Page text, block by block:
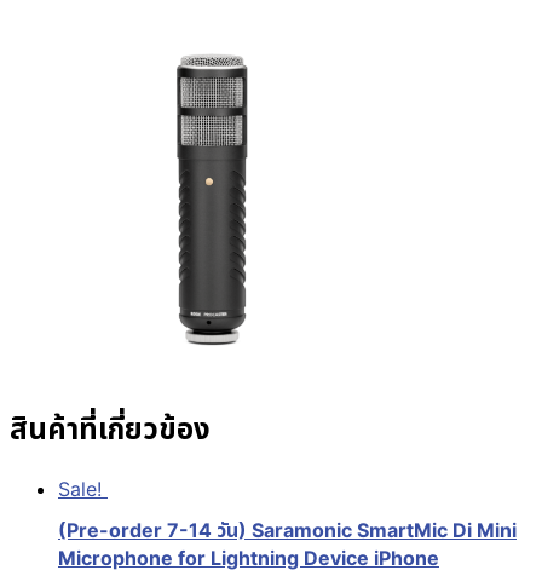
สินค้าที่เกี่ยวข้อง
Sale!
(Pre-order 7-14 วัน) Saramonic SmartMic Di Mini
Microphone for Lightning Device iPhone